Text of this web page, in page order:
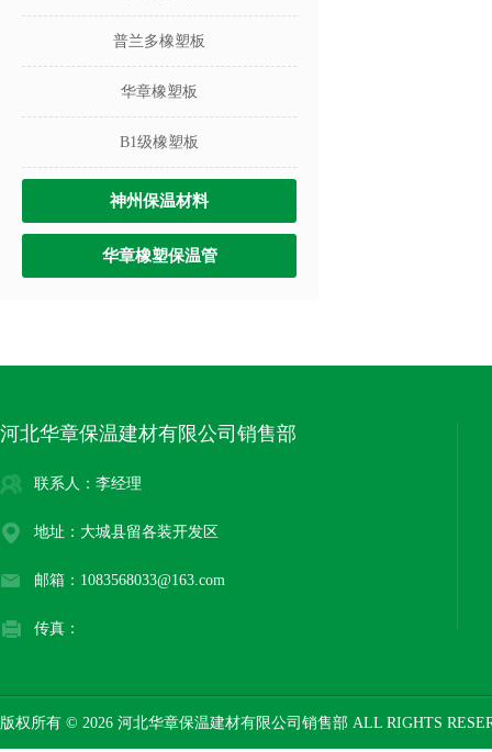
普兰多橡塑板
华章橡塑板
B1级橡塑板
神州保温材料
华章橡塑保温管
河北华章保温建材有限公司销售部
联系人：李经理
地址：大城县留各装开发区
邮箱：1083568033@163.com
传真：
版权所有 © 2026 河北华章保温建材有限公司销售部 ALL RIGHTS